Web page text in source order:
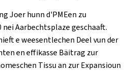
Joer hunn d'PMEen zu
nei Aarbechtsplaze geschaaft.
e weesentlechen Deel vun der
en effikasse Bäitrag zur
Tissu an zur Expansioun